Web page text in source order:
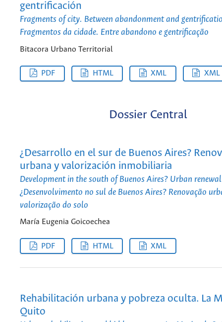
gentrificación
Fragments of city. Between abandonment and
Fragmentos da cidade. Entre abandono e gentrificação
Bitacora Urbano Territorial
PDF HTML XML XML
Dossier Central
¿Desarrollo en el sur de Buenos Aires?
urbana y valorización inmobiliaria
Development in the south of Buenos Aires? Urban
¿Desenvolvimento no sul de Buenos Aires? Renovação
valorização do solo
María Eugenia Goicoechea
PDF HTML XML
Rehabilitación urbana y pobreza oculta. La
Quito